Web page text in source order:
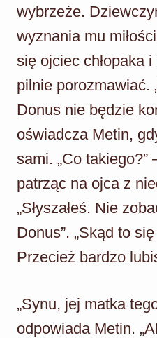
wybrzeże.
wyznania mu
się ojciec chłopaka
pilnie porozmawiać.
Donus nie będzie
oświadcza Metin,
sami. „Co takiego?”
patrząc na ojca z
„Słyszałeś. Nie
Donus”. „Skąd to
Przecież bardzo
„Synu, jej matka
odpowiada Metin.